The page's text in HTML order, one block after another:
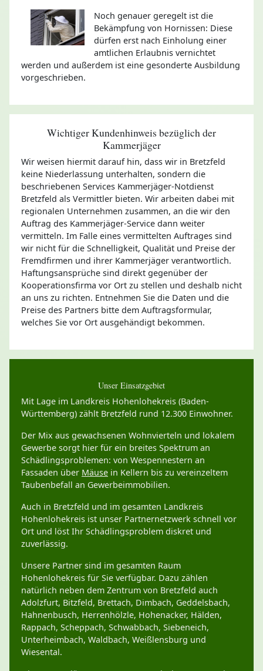
Noch genauer geregelt ist die
Bekämpfung von Hornissen: Diese
dürfen erst nach Einholung einer
amtlichen Erlaubnis vernichtet
werden und außerdem ist eine gesonderte Ausbildung
vorgeschrieben.
Wichtiger Kundenhinweis bezüglich der
Kammerjäger
Wir weisen hiermit darauf hin, dass wir in Bretzfeld
keine Niederlassung unterhalten, sondern die
beschriebenen Services Kammerjäger-Notdienst
Bretzfeld als Vermittler bieten. Wir arbeiten dabei mit
regionalen Unternehmen zusammen, an die wir den
Auftrag des Kammerjäger-Service dann weiter
vermitteln. Im Falle eines vermittelten Auftrages sind
wir nicht für die Schnelligkeit, Qualität und Preise der
Fremdfirmen und ihrer Kammerjäger verantwortlich.
Haftungsansprüche sind direkt gegenüber der
Kooperationsfirma vor Ort zu stellen und deshalb nicht
an uns zu richten. Entnehmen Sie die Daten und die
Preise des Partners bitte dem Auftragsformular,
welches Sie vor Ort ausgehändigt bekommen.
Unser Einsatzgebiet
Mit Lage im Landkreis Hohenlohekreis (Baden-
Württemberg) zählt Bretzfeld rund 12.300 Einwohner.
Der Mix aus gewachsenen Wohnvierteln und lokalem
Gewerbe sorgt hier für ein breites Spektrum an
Schädlingsproblemen: von Wespennestern an
Fassaden über Mäuse in Kellern bis zu vereinzeltem
Taubenbefall an Gewerbeimmobilien.
Auch in Bretzfeld und im gesamten Landkreis
Hohenlohekreis ist unser Partnernetzwerk schnell vor
Ort und löst Ihr Schädlingsproblem diskret und
zuverlässig.
Unsere Partner sind im gesamten Raum
Hohenlohekreis für Sie verfügbar. Dazu zählen
natürlich neben dem Zentrum von Bretzfeld auch
Adolzfurt, Bitzfeld, Brettach, Dimbach, Geddelsbach,
Hahnenbusch, Herrenhölzle, Hohenacker, Hälden,
Rappach, Scheppach, Schwabbach, Siebeneich,
Unterheimbach, Waldbach, Weißlensburg und
Wiesental.